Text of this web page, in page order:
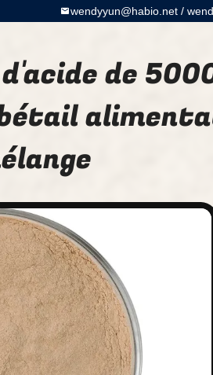
wendyyun@habio.net /
de